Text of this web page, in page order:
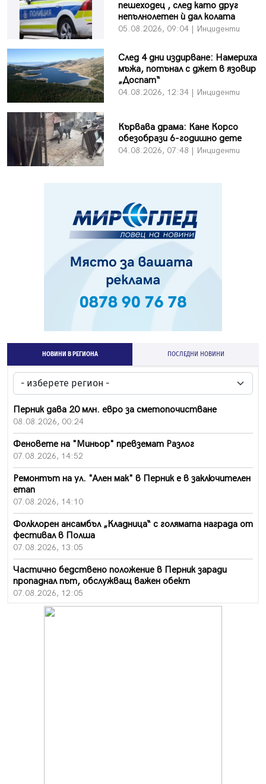
пешеходец , след като друг
непълнолетен ѝ дал колата
05.08.2026, 09:04 | Инциденти
След 4 дни издирване: Намериха
мъжа, потънал с джет в язовир
„Доспат“
04.08.2026, 12:34 | Инциденти
Кървава драма: Кане Корсо
обезобрази 6-годишно дете
04.08.2026, 07:48 | Инциденти
НОВИНИ В РЕГИОНА ПОСЛЕДНИ НОВИНИ
Перник дава 20 млн. евро за сметопочистване
08.08.2026, 00:24
Феновете на "Миньор" превземат Разлог
07.08.2026, 14:52
Ремонтът на ул. "Ален мак" в Перник е в заключителен
етап
07.08.2026, 14:10
Фолклорен ансамбъл „Кладница“ с голямата награда от
фестивал в Полша
07.08.2026, 13:05
Частично бедствено положение в Перник заради
пропаднал път, обслужващ важен обект
07.08.2026, 12:05
Да отговорим на жегите с филм под звездите днес и